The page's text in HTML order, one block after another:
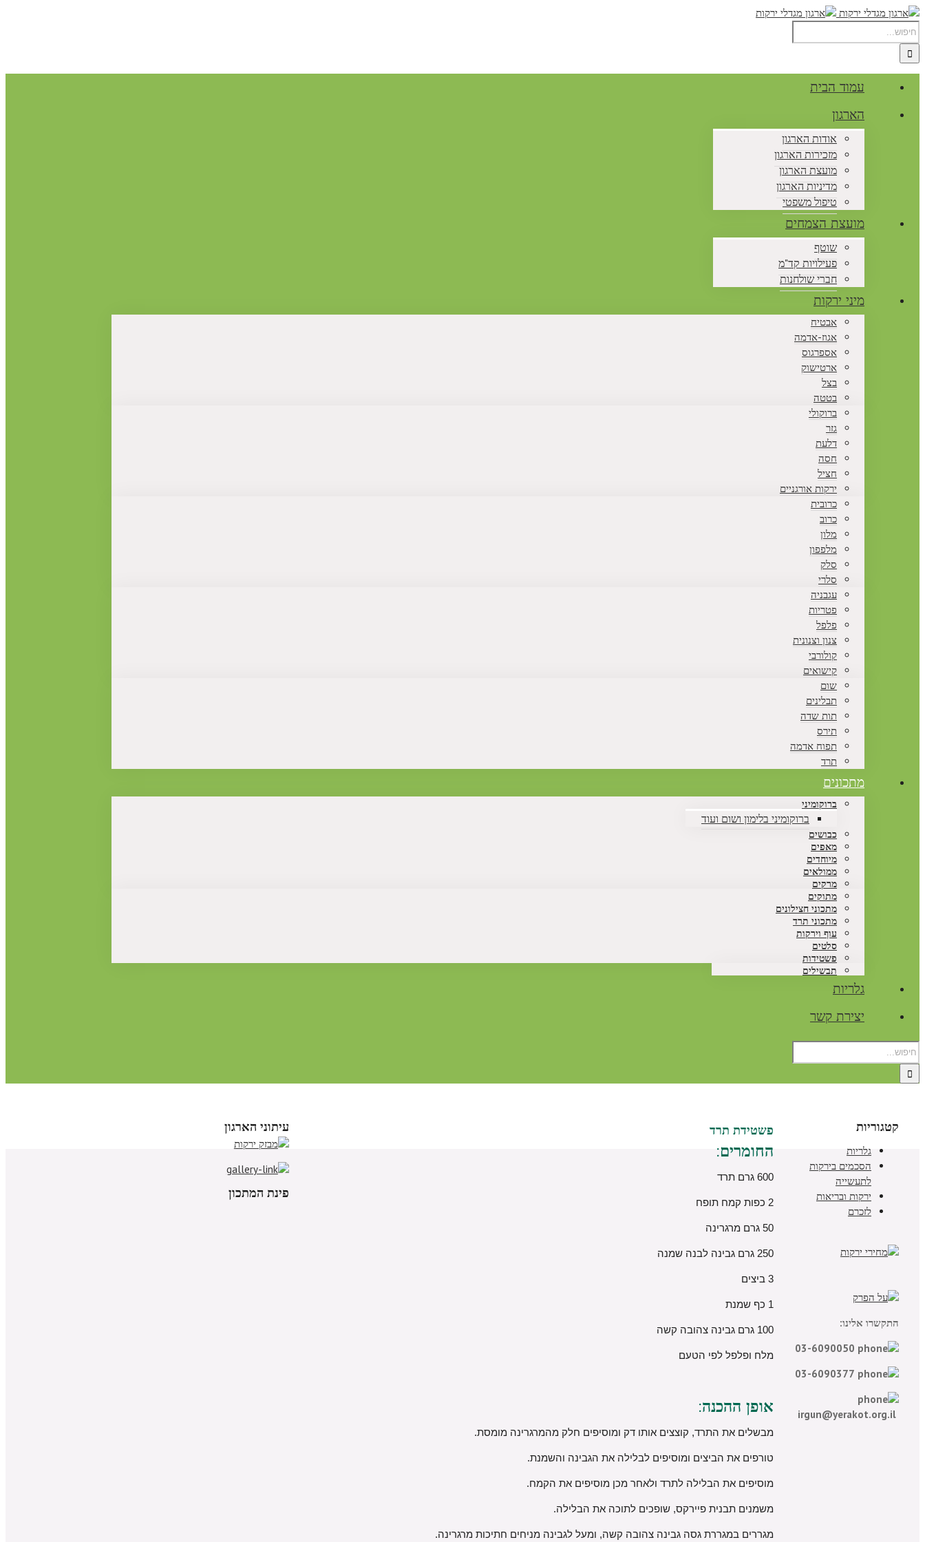
עמוד הבית
הארגון
אודות הארגון
מזכירות הארגון
מועצת הארגון
מדיניות הארגון
טיפול משפטי
מועצת הצמחים
שוטף
פעילויות קד"מ
חברי שולחנות
מיני ירקות
אבטיח
אגוז-אדמה
אספרגוס
ארטישוק
בצל
בטטה
ברוקולי
גזר
דלעת
חסה
חציל
ירקות אורגניים
כרובית
כרוב
מלון
מלפפון
סלק
סלרי
עגבניה
פטריות
פלפל
צנון וצנונית
קולורבי
קישואים
שום
תבלינים
תות שדה
תירס
תפוח אדמה
תרד
מתכונים
ברוקומיני
ברוקומיני בלימון ושום ועוד
כבושים
מאפים
מיוחדים
ממולאים
מרקים
מתוקים
מתכוני חצילונים
מתכוני תרד
עוף וירקות
סלטים
פשטידות
תבשילים
גלריות
יצירת קשר
פשטידת תרד
החומרים:
600 גרם תרד
2 כפות קמח תופח
50 גרם מרגרינה
250 גרם גבינה לבנה שמנה
3 ביצים
1 כף שמנת
100 גרם גבינה צהובה קשה
מלח ופלפל לפי הטעם
אופן ההכנה:
מבשלים את התרד, קוצצים אותו דק ומוסיפים חלק מהמרגרינה מומסת.
טורפים את הביצים ומוסיפים לבלילה את הגבינה והשמנת.
מוסיפים את הבלילה לתרד ולאחר מכן מוסיפים את הקמח.
משמנים תבנית פיירקס, שופכים לתוכה את הבלילה.
מגררים במגררת גסה גבינה צהובה קשה, ומעל לגבינה מניחים חתיכות מרגרינה.
עיתוני הארגון
פינת המתכון
קטגוריות
גלריות
הסכמים בירקות
לתעשייה
ירקות ובריאות
לזכרם
התקשרו אלינו: